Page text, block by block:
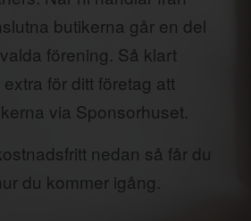
butikerna går en del
förening. Så klart
för ditt företag att
via Sponsorhuset.
nedan så får du
du kommer igång.